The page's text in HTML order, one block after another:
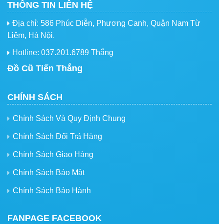
THÔNG TIN LIÊN HỆ
Địa chỉ: 586 Phúc Diễn, Phương Canh, Quận Nam Từ
Liêm, Hà Nội.
Hotline: 037.201.6789 Thắng
Đồ Cũ Tiến Thắng
CHÍNH SÁCH
Chính Sách Và Quy Định Chung
Chính Sách Đổi Trả Hàng
Chính Sách Giao Hàng
Chính Sách Bảo Mật
Chính Sách Bảo Hành
FANPAGE FACEBOOK